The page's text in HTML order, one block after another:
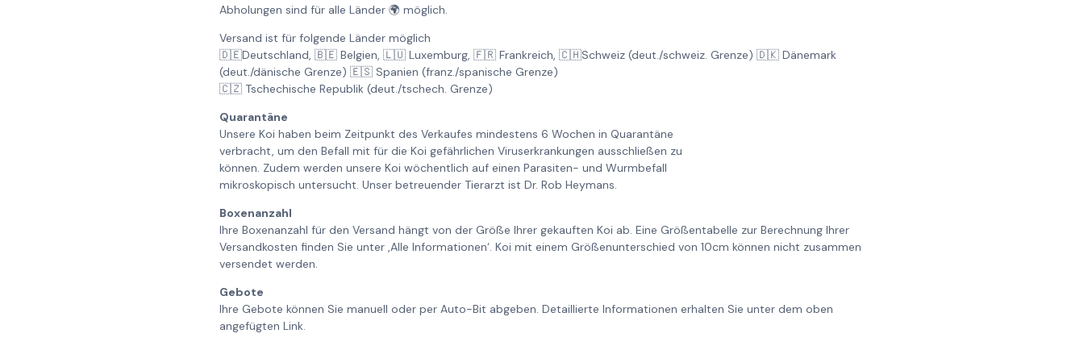
Abholungen sind für alle Länder 🌍 möglich.
Versand ist für folgende Länder möglich
🇩🇪Deutschland, 🇧🇪 Belgien, 🇱🇺 Luxemburg, 🇫🇷 Frankreich, 🇨🇭Schweiz (deut./schweiz. Grenze) 🇩🇰 Dänemark
(deut./dänische Grenze) 🇪🇸 Spanien (franz./spanische Grenze)
🇨🇿 Tschechische Republik (deut./tschech. Grenze)
Quarantäne
Unsere Koi haben beim Zeitpunkt des Verkaufes mindestens 6 Wochen in Quarantäne
verbracht, um den Befall mit für die Koi gefährlichen Viruserkrankungen ausschließen zu
können. Zudem werden unsere Koi wöchentlich auf einen Parasiten- und Wurmbefall
mikroskopisch untersucht. Unser betreuender Tierarzt ist Dr. Rob Heymans.
Boxenanzahl
Ihre Boxenanzahl für den Versand hängt von der Größe Ihrer gekauften Koi ab. Eine Größentabelle zur Berechnung Ihrer
Versandkosten finden Sie unter ‚Alle Informationen‘. Koi mit einem Größenunterschied von 10cm können nicht zusammen
versendet werden.
Gebote
Ihre Gebote können Sie manuell oder per Auto-Bit abgeben. Detaillierte Informationen erhalten Sie unter dem oben
angefügten Link.